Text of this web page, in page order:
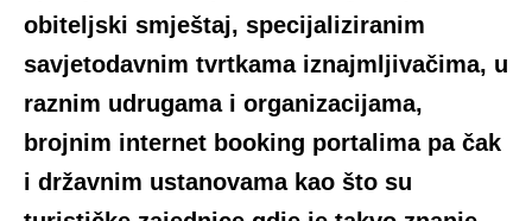
obiteljski smještaj, specijaliziranim
savjetodavnim tvrtkama iznajmljivačima, u
raznim udrugama i organizacijama,
brojnim internet booking portalima pa čak
i državnim ustanovama kao što su